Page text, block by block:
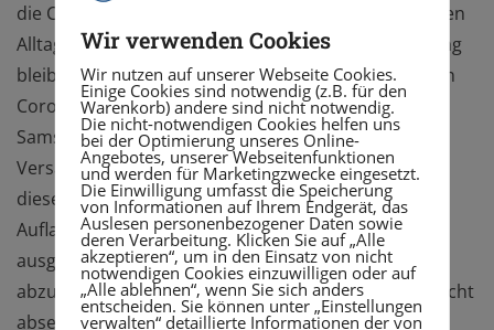
die Corona-Pandemie bestimmt nach wie vor unseren
Alltag. Auch unsere Mitgliedervertreter-Versammlung
bleibt davon nicht verschont. Aufgrund der aktuellen
Corona Verordnung wird die geplante MVV am
Samstag, 24.10.2020 nicht stattfinden können. Die
Versammlung müssen wir nun zum zweiten Mal in
diesem Jahr absagen. Unabhängig der behördlichen
Auflagen, hat der Beirat sich mehrheitlich dazu
ausgesprochen, die Versammlung kurzfristig
abzusagen, und zu einem späteren, derzeit leider nicht
absehbaren Termin, nachzuholen. Wir als Verein
Wir verwenden Cookies
Wir nutzen auf unserer Webseite Cookies.
Einige Cookies sind notwendig (z.B. für den
Warenkorb) andere sind nicht notwendig.
Die nicht-notwendigen Cookies helfen uns
bei der Optimierung unseres Online-
Angebotes, unserer Webseitenfunktionen
und werden für Marketingzwecke eingesetzt.
Die Einwilligung umfasst die Speicherung
von Informationen auf Ihrem Endgerät, das
Auslesen personenbezogener Daten sowie
deren Verarbeitung. Klicken Sie auf „Alle
akzeptieren“, um in den Einsatz von nicht
notwendigen Cookies einzuwilligen oder auf
„Alle ablehnen“, wenn Sie sich anders
entscheiden. Sie können unter „Einstellungen
verwalten“ detaillierte Informationen der von